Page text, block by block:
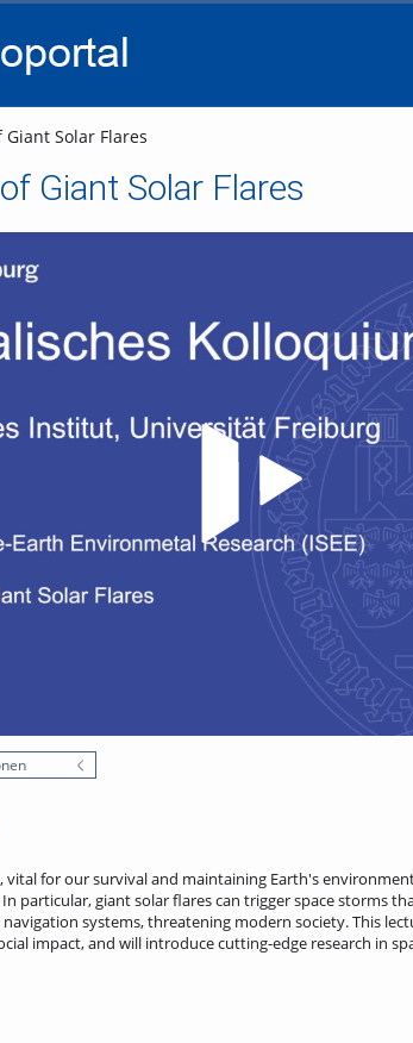
Solar Flares
Giant Solar Flares
Video
vital for our survival and maintaining Earth's
particular, giant solar flares can trigger space storms
systems, threatening modern society. This
impact, and will introduce cutting-edge research in